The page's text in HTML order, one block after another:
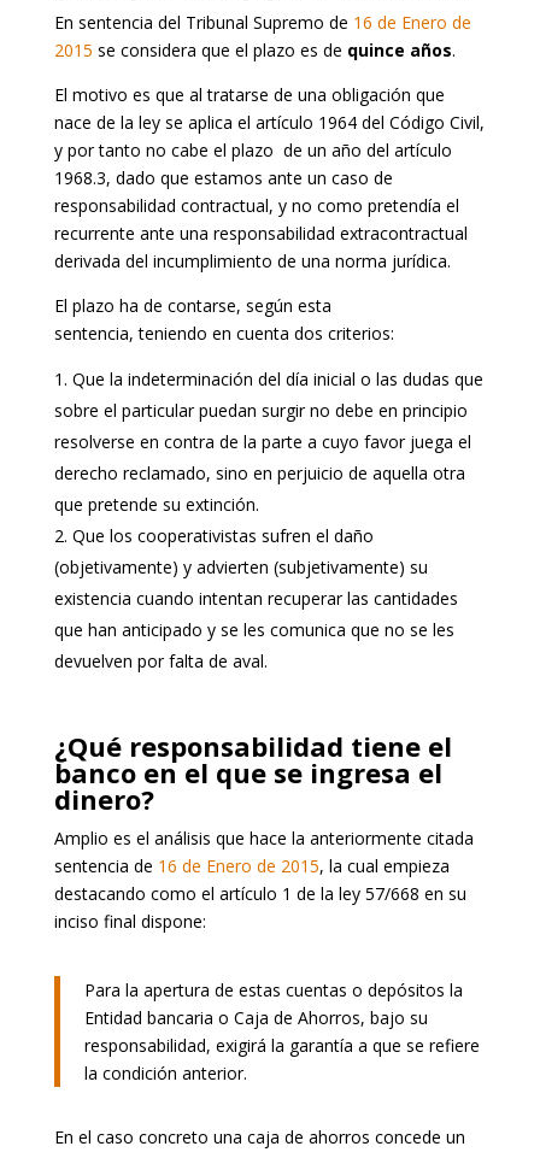
En sentencia del Tribunal Supremo de 16 de Enero de
2015 se considera que el plazo es de quince años.
El motivo es que al tratarse de una obligación que
nace de la ley se aplica el artículo 1964 del Código Civil,
y por tanto no cabe el plazo de un año del artículo
1968.3, dado que estamos ante un caso de
responsabilidad contractual, y no como pretendía el
recurrente ante una responsabilidad extracontractual
derivada del incumplimiento de una norma jurídica.
El plazo ha de contarse, según esta
sentencia, teniendo en cuenta dos criterios:
Que la indeterminación del día inicial o las dudas que
sobre el particular puedan surgir no debe en principio
resolverse en contra de la parte a cuyo favor juega el
derecho reclamado, sino en perjuicio de aquella otra
que pretende su extinción.
Que los cooperativistas sufren el daño
(objetivamente) y advierten (subjetivamente) su
existencia cuando intentan recuperar las cantidades
que han anticipado y se les comunica que no se les
devuelven por falta de aval.
¿Qué responsabilidad tiene el
banco en el que se ingresa el
dinero?
Amplio es el análisis que hace la anteriormente citada
sentencia de 16 de Enero de 2015, la cual empieza
destacando como el artículo 1 de la ley 57/668 en su
inciso final dispone:
Para la apertura de estas cuentas o depósitos la
Entidad bancaria o Caja de Ahorros, bajo su
responsabilidad, exigirá la garantía a que se refiere
la condición anterior.
En el caso concreto una caja de ahorros concede un